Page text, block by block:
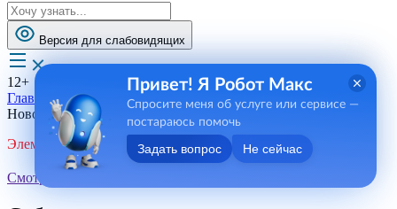
Версия для слабовидящих
12+
Главная
Новости, пресса, события
Элемент не найден!
Смотреть все
Привет! Я Робот Макс
Спросите меня об услуге или сервисе —
постараюсь помочь
Задать вопрос Не сейчас